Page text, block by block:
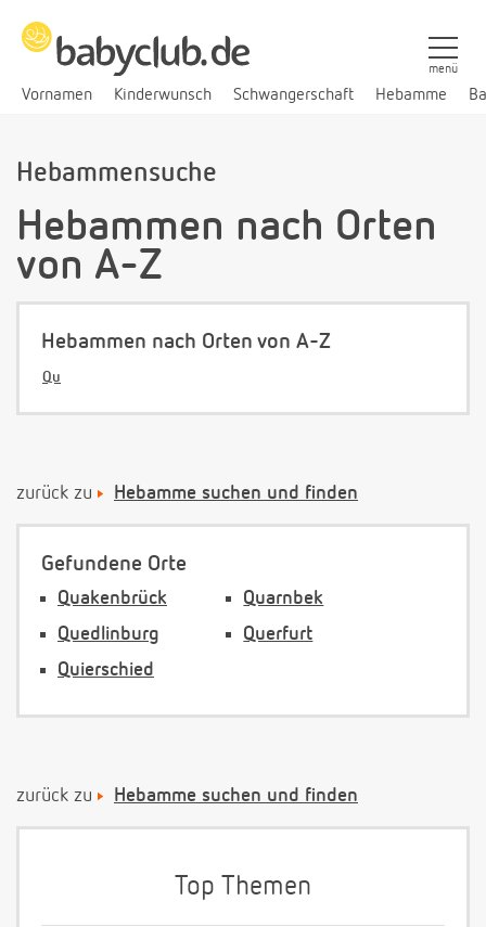
Vornamen Kinderwunsch Schwangerschaft Hebamme
menü
Hebammensuche
Hebammen nach Orten
von A-Z
Hebammen nach Orten von A-Z
Qu
zurück zu Hebamme suchen und finden
Gefundene Orte
Quakenbrück
Quarnbek
Quedlinburg
Querfurt
Quierschied
zurück zu Hebamme suchen und finden
Top Themen